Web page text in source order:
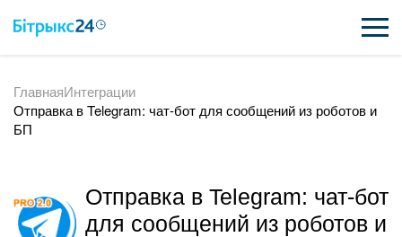
ВОЗМОЖНОСТИ
ВНЕДРЕНИЕ
ГлавнаяИнтеграции
Отправка в Telegram: чат-бот для сообщений из роботов и
БП
Отправка в Telegram: чат-бот
для сообщений из роботов и